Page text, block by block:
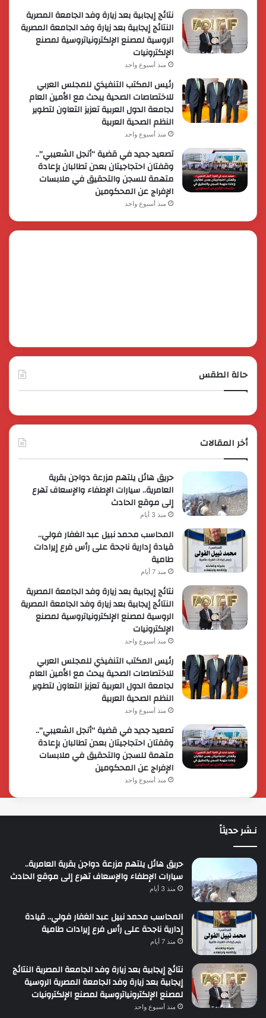
نتائج إيجابية بعد زيارة وفد الجامعة المصرية
النتائج إيجابية بعد زيارة وفد الجامعة المصرية
الروسية لمصنع الإلكترونياتروسية لمصنع
الإلكترونيات
منذ أسبوع واحد
رئيس المكتب التنفيذي للمجلس العربي
للاختصاصات الصحية يبحث مع الأمين العام
لجامعة الدول العربية تعزيز التعاون لتطوير
النظم الصحية العربية
منذ أسبوع واحد
تصعيد جديد في قضية “أنجل الشعيبي”..
وقفتان احتجاجيتان بعدن تطالبان بإعادة
متهمة للسجن والتحقيق في ملابسات
الإفراج عن المحكومين
منذ أسبوع واحد
حالة الطقس
أخر المقالات
حريق هائل يلتهم مزرعة دواجن بقرية
العامرية.. سيارات الإطفاء والإسعاف تهرع
إلى موقع الحادث
منذ 3 أيام
المحاسب محمد نبيل عبد الغفار فولي..
قيادة إدارية ناجحة على رأس فرع إيرادات
طامية
منذ 7 أيام
نتائج إيجابية بعد زيارة وفد الجامعة المصرية
النتائج إيجابية بعد زيارة وفد الجامعة المصرية
الروسية لمصنع الإلكترونياتروسية لمصنع
الإلكترونيات
منذ أسبوع واحد
رئيس المكتب التنفيذي للمجلس العربي
للاختصاصات الصحية يبحث مع الأمين العام
لجامعة الدول العربية تعزيز التعاون لتطوير
النظم الصحية العربية
منذ أسبوع واحد
تصعيد جديد في قضية “أنجل الشعيبي”..
وقفتان احتجاجيتان بعدن تطالبان بإعادة
متهمة للسجن والتحقيق في ملابسات
الإفراج عن المحكومين
منذ أسبوع واحد
نـشر حديثاً
حريق هائل يلتهم مزرعة دواجن بقرية العامرية..
سيارات الإطفاء والإسعاف تهرع إلى موقع الحادث
منذ 3 أيام
المحاسب محمد نبيل عبد الغفار فولي.. قيادة
إدارية ناجحة على رأس فرع إيرادات طامية
منذ 7 أيام
نتائج إيجابية بعد زيارة وفد الجامعة المصرية النتائج
إيجابية بعد زيارة وفد الجامعة المصرية الروسية
لمصنع الإلكترونياتروسية لمصنع الإلكترونيات
منذ أسبوع واحد